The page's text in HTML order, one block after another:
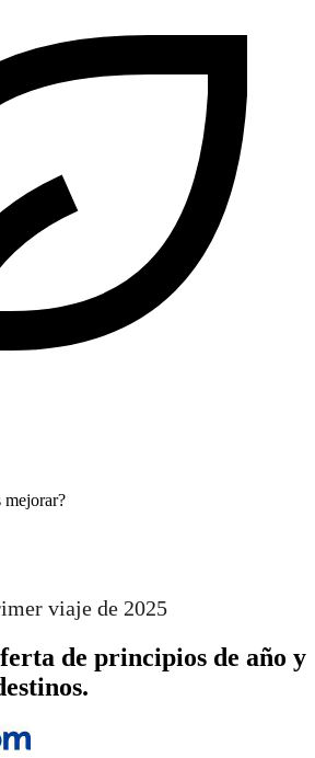
mejorar?
viaje de 2025
de principios de año y